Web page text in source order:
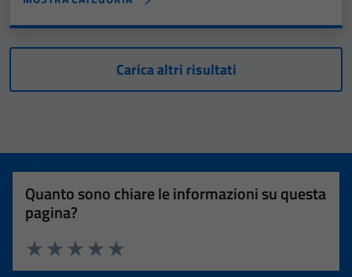
Carica altri risultati
Quanto sono chiare le informazioni su questa
pagina?
Valuta 5 stelle su 5
Valuta 4 stelle su 5
Valuta 3 stelle su 5
Valuta 2 stelle su 5
Valuta 1 stelle su 5